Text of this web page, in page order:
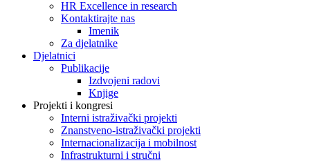
HR Excellence in research
Kontaktirajte nas
Imenik
Za djelatnike
Djelatnici
Publikacije
Izdvojeni radovi
Knjige
Projekti i kongresi
Interni istraživački projekti
Znanstveno-istraživački projekti
Internacionalizacija i mobilnost
Infrastrukturni i stručni